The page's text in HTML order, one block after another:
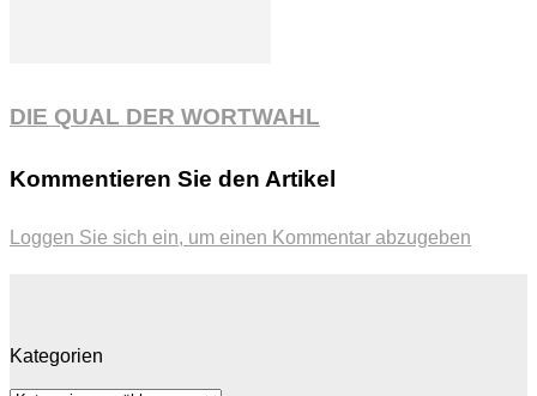
DIE QUAL DER WORTWAHL
Kommentieren Sie den Artikel
Loggen Sie sich ein, um einen Kommentar abzugeben
Kategorien